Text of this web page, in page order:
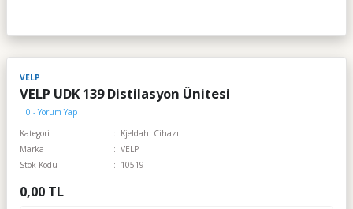
VELP
VELP UDK 139 Distilasyon Ünitesi
0 - Yorum Yap
Kategori
Kjeldahl Cihazı
Marka
VELP
Stok Kodu
10519
0,00 TL